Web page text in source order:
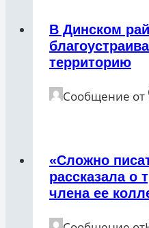
В Динском
территорию
Сообщение от
«Сложно
рассказала о
члена ее